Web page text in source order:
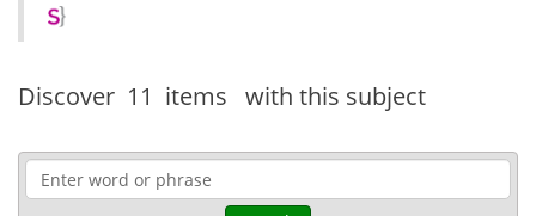
Discover 11 items with this subject